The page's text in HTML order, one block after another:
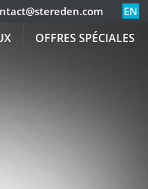
EN
OFFRES SPÉCIALES